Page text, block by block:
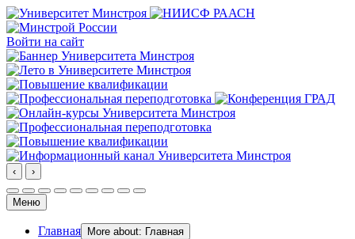
Войти на сайт
‹ ›
Меню
Главная More about: Главная